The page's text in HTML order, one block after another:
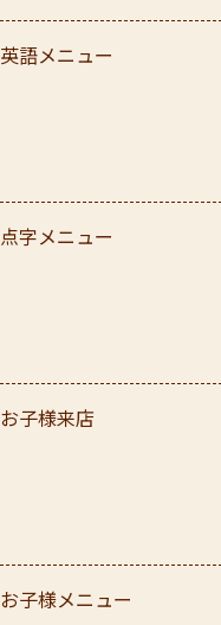
英語メニュー
点字メニュー
お子様来店
お子様メニュー